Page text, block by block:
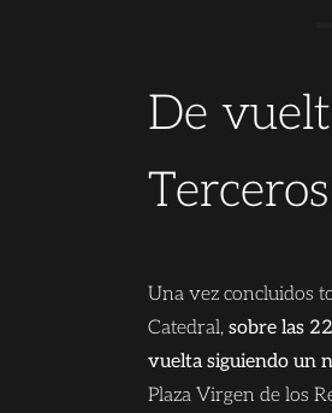
De
Terceros
Una vez concluidos
Catedral, sobre las
vuelta siguiendo un
Plaza Virgen de los